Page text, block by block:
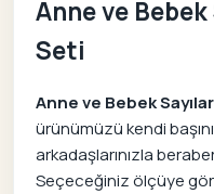
Anne ve
Seti
Anne ve Bebek
ürünümüzü kendi
arkadaşlarınızla
Seçeceğiniz ölçüye